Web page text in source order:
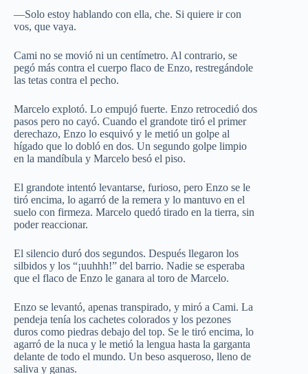
—Solo estoy hablando con ella, che. Si quiere ir con
vos, que vaya.
Cami no se movió ni un centímetro. Al contrario, se
pegó más contra el cuerpo flaco de Enzo, restregándole
las tetas contra el pecho.
Marcelo explotó. Lo empujó fuerte. Enzo retrocedió dos
pasos pero no cayó. Cuando el grandote tiró el primer
derechazo, Enzo lo esquivó y le metió un golpe al
hígado que lo dobló en dos. Un segundo golpe limpio
en la mandíbula y Marcelo besó el piso.
El grandote intentó levantarse, furioso, pero Enzo se le
tiró encima, lo agarró de la remera y lo mantuvo en el
suelo con firmeza. Marcelo quedó tirado en la tierra, sin
poder reaccionar.
El silencio duró dos segundos. Después llegaron los
silbidos y los “¡uuhhh!” del barrio. Nadie se esperaba
que el flaco de Enzo le ganara al toro de Marcelo.
Enzo se levantó, apenas transpirado, y miró a Cami. La
pendeja tenía los cachetes colorados y los pezones
duros como piedras debajo del top. Se le tiró encima, lo
agarró de la nuca y le metió la lengua hasta la garganta
delante de todo el mundo. Un beso asqueroso, lleno de
saliva y ganas.